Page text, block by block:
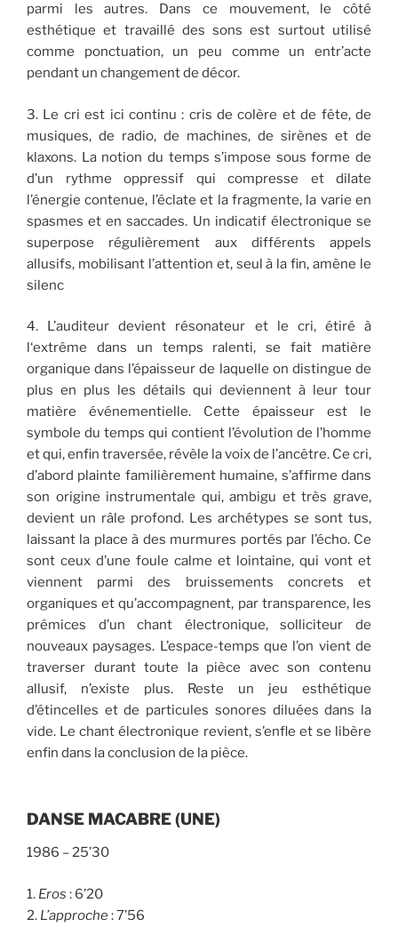
parmi les autres. Dans ce mouvement, le côté
esthétique et travaillé des sons est surtout utilisé
comme ponctuation, un peu comme un entr’acte
pendant un changement de décor.
3. Le cri est ici continu : cris de colère et de fête, de
musiques, de radio, de machines, de sirènes et de
klaxons. La notion du temps s’impose sous forme de
d’un rythme oppressif qui compresse et dilate
l’énergie contenue, l’éclate et la fragmente, la varie en
spasmes et en saccades. Un indicatif électronique se
superpose régulièrement aux différents appels
allusifs, mobilisant l’attention et, seul à la fin, amène le
silenc
4. L’auditeur devient résonateur et le cri, étiré à
l‘extrême dans un temps ralenti, se fait matière
organique dans l’épaisseur de laquelle on distingue de
plus en plus les détails qui deviennent à leur tour
matière événementielle. Cette épaisseur est le
symbole du temps qui contient l’évolution de l’homme
et qui, enfin traversée, révèle la voix de l’ancêtre. Ce cri,
d’abord plainte familièrement humaine, s’affirme dans
son origine instrumentale qui, ambigu et très grave,
devient un râle profond. Les archétypes se sont tus,
laissant la place à des murmures portés par l’écho. Ce
sont ceux d’une foule calme et lointaine, qui vont et
viennent parmi des bruissements concrets et
organiques et qu’accompagnent, par transparence, les
prémices d’un chant électronique, solliciteur de
nouveaux paysages. L’espace-temps que l’on vient de
traverser durant toute la pièce avec son contenu
allusif, n’existe plus. Reste un jeu esthétique
d’étincelles et de particules sonores diluées dans la
vide. Le chant électronique revient, s’enfle et se libère
enfin dans la conclusion de la pièce.
DANSE MACABRE(UNE)
1986 – 25’30
1. Eros : 6’20
2. L’approche:7’56